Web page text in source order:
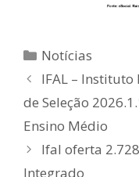
Categorias
Notícias
IFAL – Instituto
de Seleção
Ensino Médio
Ifal oferta
Integrado